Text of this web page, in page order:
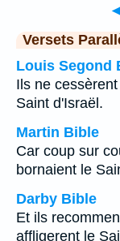
◄
Versets
Louis Segond
Ils ne
Saint d'Israël.
Martin Bible
Car coup sur
bornaient le
Darby Bible
Et ils
affligerent le